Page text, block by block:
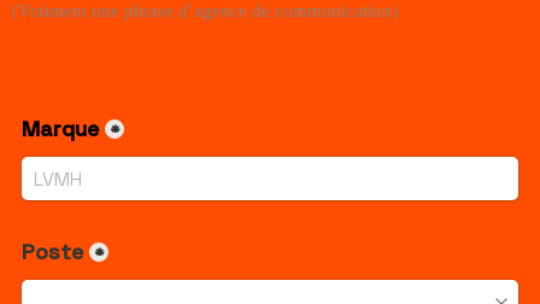
(Vraiment une phrase d’agence de communication)